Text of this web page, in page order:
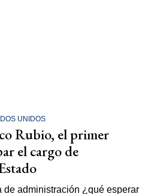
UNIDOS
Rubio, el primer
el cargo de